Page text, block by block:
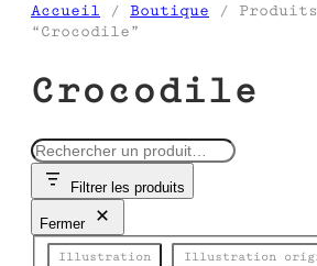
Accueil / Boutique /
“Crocodile”
Crocodile
R
e
e
Filtrer les produits
Fermer
Catégorie
Illustration
Illustration